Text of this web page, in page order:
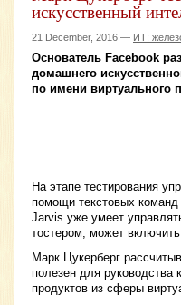
искусственный
21 December, 2016 — ИТ:
Основатель Facebook
домашнего
по имени виртуального
На этапе тестирования
помощи текстовых
Jarvis уже умеет
тостером, может
Марк Цукерберг
полезен для руководства
продуктов из сферы